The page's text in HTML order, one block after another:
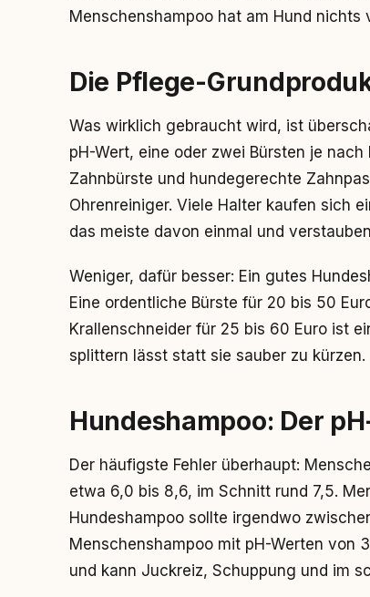
Menschenshampoo hat am Hund nichts
Die Pflege-
Was wirklich gebraucht wird, ist
pH-Wert, eine oder zwei Bürsten je
Zahnbürste und hundegerechte
Ohrenreiniger. Viele Halter kaufen sich
das meiste davon einmal und
Weniger, dafür besser: Ein gutes
Eine ordentliche Bürste für 20 bis 50
Krallenschneider für 25 bis 60 Euro ist
splittern lässt statt sie sauber zu kürzen.
Hundeshampoo: Der
Der häufigste Fehler überhaupt:
etwa 6,0 bis 8,6, im Schnitt rund 7,5.
Hundeshampoo sollte irgendwo
Menschenshampoo mit pH-Werten von
und kann Juckreiz, Schuppung und im